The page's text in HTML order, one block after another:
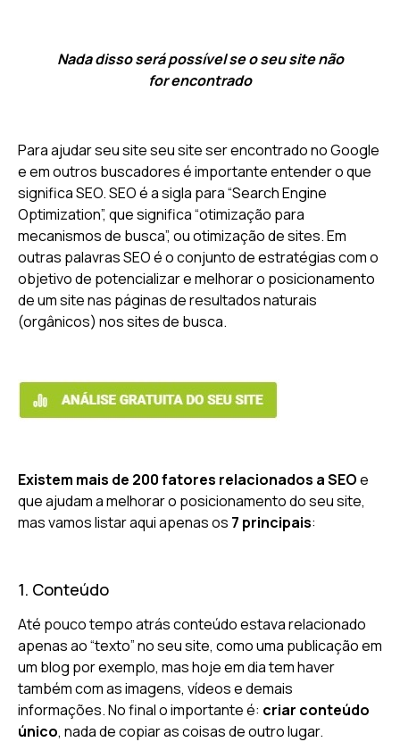
Nada disso será possível se o seu site não
for encontrado
Para ajudar seu site seu site ser encontrado no Google
e em outros buscadores é importante entender o que
significa SEO. SEO é a sigla para “Search Engine
Optimization”, que significa “otimização para
mecanismos de busca”, ou otimização de sites. Em
outras palavras SEO é o conjunto de estratégias com o
objetivo de potencializar e melhorar o posicionamento
de um site nas páginas de resultados naturais
(orgânicos) nos sites de busca.
Existem mais de 200 fatores relacionados a SEOe
que ajudam a melhorar o posicionamento do seu site,
mas vamos listar aqui apenas os 7 principais:
1. Conteúdo
Até pouco tempo atrás conteúdo estava relacionado
apenas ao “texto” no seu site, como uma publicação em
um blog por exemplo, mas hoje em dia tem haver
também com as imagens, vídeos e demais
informações. No final o importante é: criar conteúdo
único, nada de copiar as coisas de outro lugar.